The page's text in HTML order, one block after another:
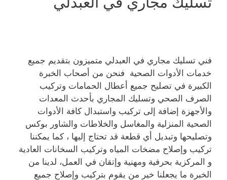
فني تسليك مجاري في العبدلي متميزون بتقديم جميع
خدمات الأدوات الصحية فنحن من أصحاب الخبرة
الكبيرة في تصليح جميع أعطال الحمامات وتركيب
الصرف الصحي وتسليك المجاري بأحدث المعدات
والأجهزة إضافة إلى تركيب واستبدال كافة الأدوات
الصحية المنزلية والمغاسل والخلاطات والشاور بوكس
وتصليحها وتبديل أي قطعة قد تحتاج إليها ، كما يمكننا
تركيب وإصلاح مضخات المياه وتركيب السخانات العادية
و المركزية بحرفية ومهنية وإتقان في العمل، لدينا من
الخبرة ما يجعلنا خير من يقوم بتركيب وإصلاح جميع